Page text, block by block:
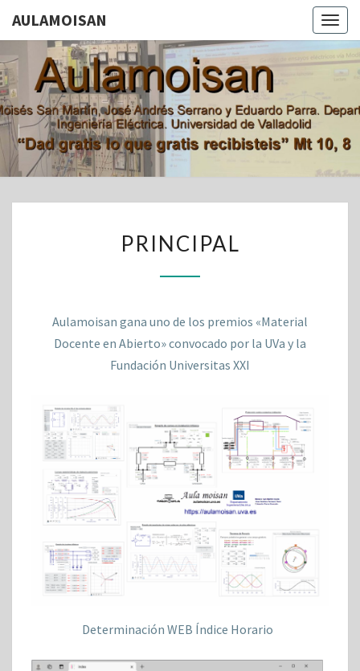
AULAMOISAN
Aula De
Moisés San
Martín, Jose
Eduardo
Departamento
Eléctrica.
Universidad
PRINCIPAL
Aulamoisan gana uno de los premios «Material
Docente en Abierto» convocado por la UVa y la
Fundación Universitas XXI
Determinación WEB Índice Horario